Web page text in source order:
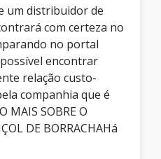
um distribuidor de
com certeza no
no portal
encontrar
relação custo-
companhia que é
MAIS SOBRE O
DE BORRACHAHá